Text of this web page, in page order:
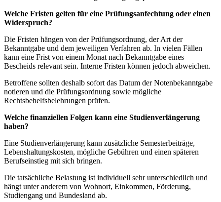
Welche Fristen gelten für eine Prüfungsanfechtung oder einen
Widerspruch?
Die Fristen hängen von der Prüfungsordnung, der Art der
Bekanntgabe und dem jeweiligen Verfahren ab. In vielen Fällen
kann eine Frist von einem Monat nach Bekanntgabe eines
Bescheids relevant sein. Interne Fristen können jedoch abweichen.
Betroffene sollten deshalb sofort das Datum der Notenbekanntgabe
notieren und die Prüfungsordnung sowie mögliche
Rechtsbehelfsbelehrungen prüfen.
Welche finanziellen Folgen kann eine Studienverlängerung
haben?
Eine Studienverlängerung kann zusätzliche Semesterbeiträge,
Lebenshaltungskosten, mögliche Gebühren und einen späteren
Berufseinstieg mit sich bringen.
Die tatsächliche Belastung ist individuell sehr unterschiedlich und
hängt unter anderem von Wohnort, Einkommen, Förderung,
Studiengang und Bundesland ab.